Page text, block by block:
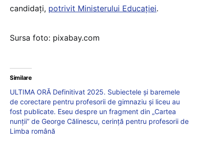
candidați, potrivit Ministerului Educației.
Sursa foto: pixabay.com
Similare
ULTIMA ORĂ Definitivat 2025. Subiectele și baremele
de corectare pentru profesorii de gimnaziu și liceu au
fost publicate. Eseu despre un fragment din „Cartea
nunții” de George Călinescu, cerință pentru profesorii de
Limba română